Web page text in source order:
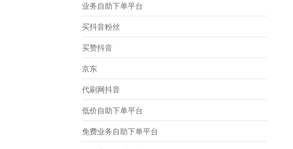
业务自助下单平台
买抖音粉丝
买赞抖音
京东
代刷网抖音
低价自助下单平台
免费业务自助下单平台